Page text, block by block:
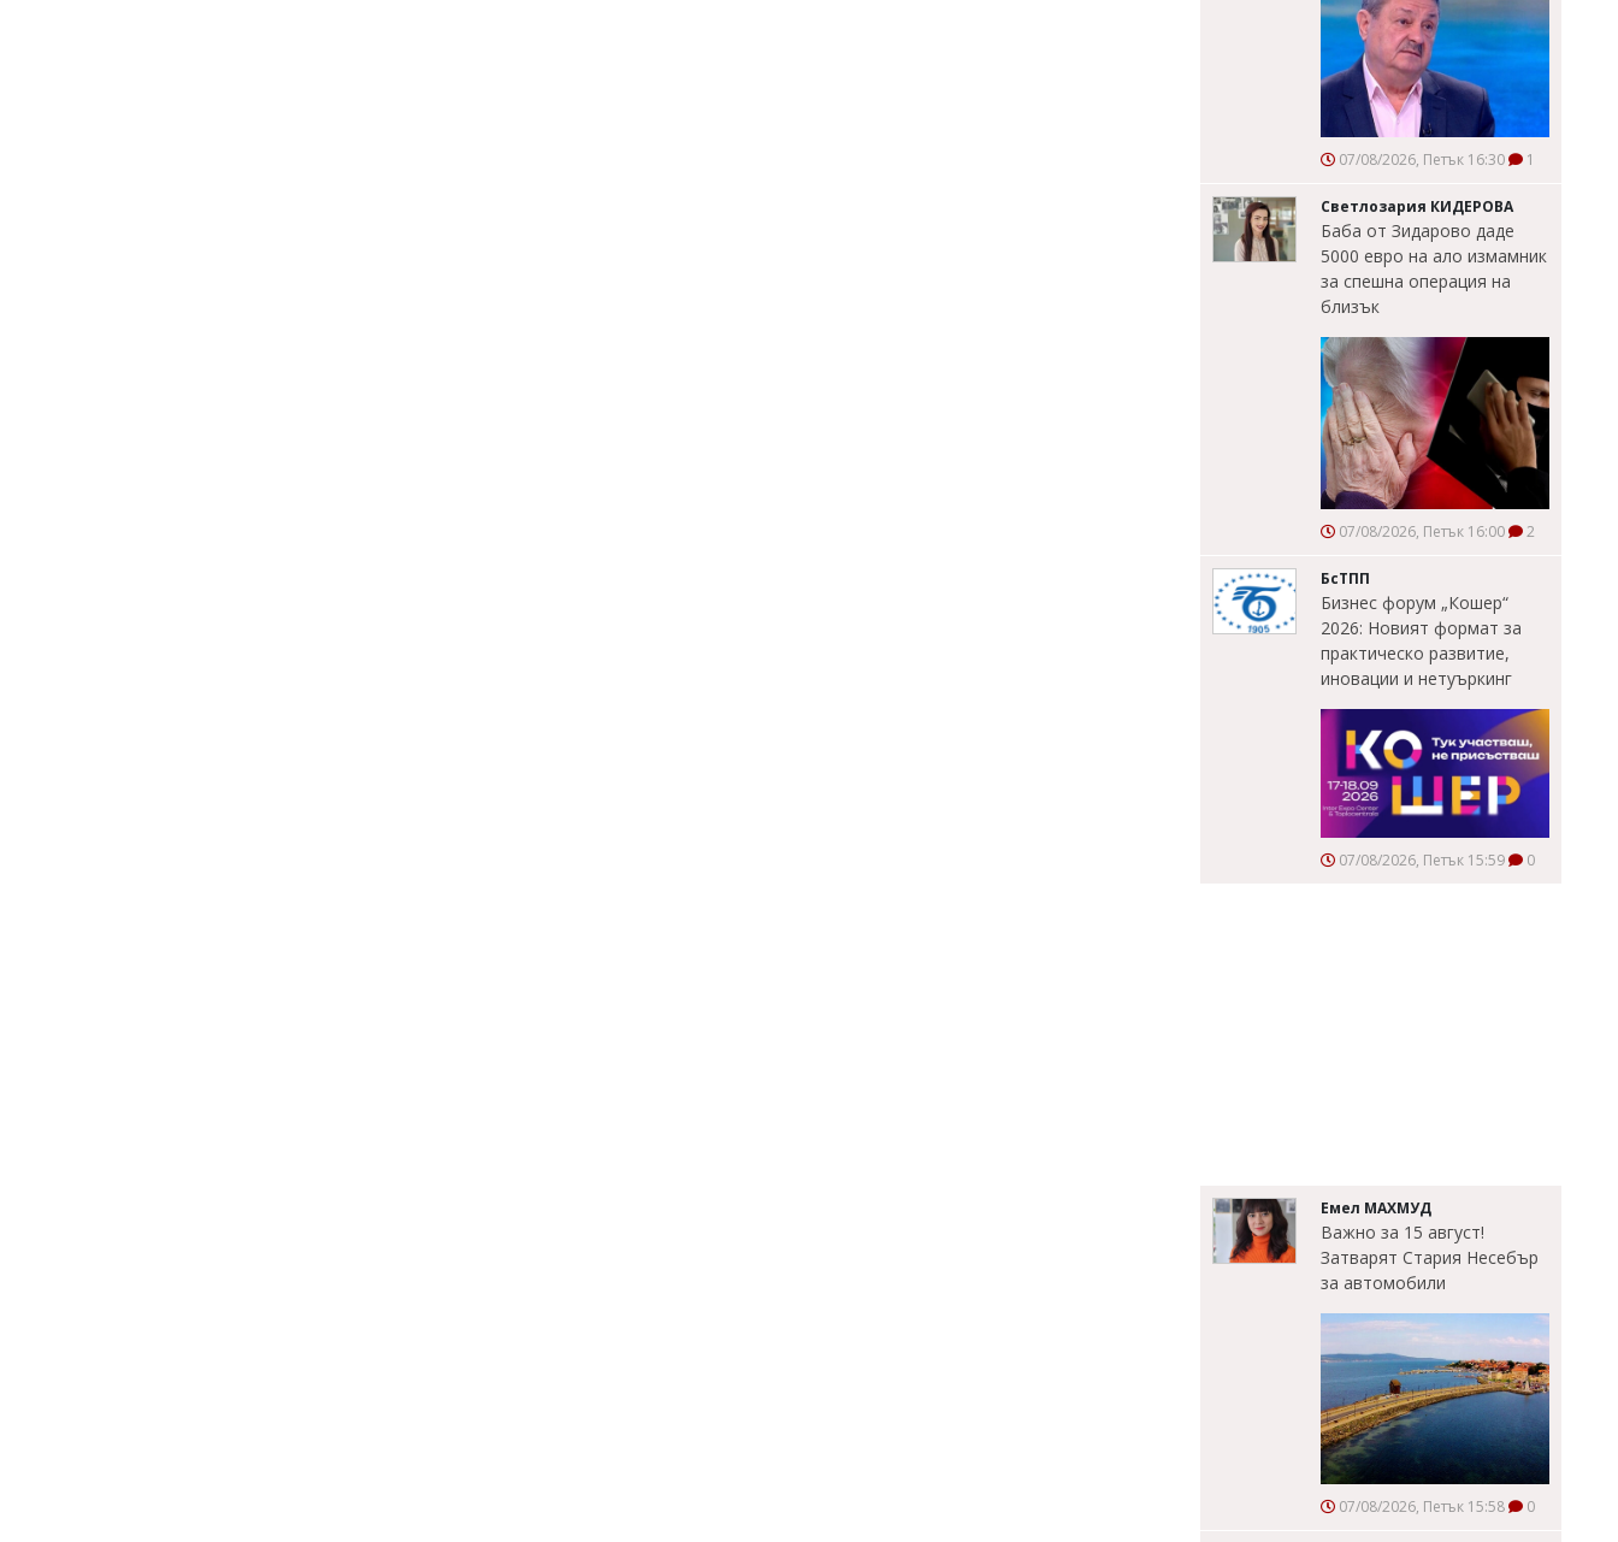
07/08/2026, Петък 16:30 1
Светлозария КИДЕРОВА
Баба от Зидарово даде
5000 евро на ало измамник
за спешна операция на
близък
07/08/2026, Петък 16:00 2
БсТПП
Бизнес форум „Кошер“
2026: Новият формат за
практическо развитие,
иновации и нетуъркинг
07/08/2026, Петък 15:59 0
Емел МАХМУД
Важно за 15 август!
Затварят Стария Несебър
за автомобили
07/08/2026, Петък 15:58 0